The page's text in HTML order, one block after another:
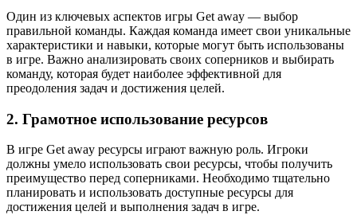
Один из ключевых аспектов игры Get away — выбор
правильной команды. Каждая команда имеет свои уникальные
характеристики и навыки, которые могут быть использованы
в игре. Важно анализировать своих соперников и выбирать
команду, которая будет наиболее эффективной для
преодоления задач и достижения целей.
2. Грамотное использование ресурсов
В игре Get away ресурсы играют важную роль. Игроки
должны умело использовать свои ресурсы, чтобы получить
преимущество перед соперниками. Необходимо тщательно
планировать и использовать доступные ресурсы для
достижения целей и выполнения задач в игре.